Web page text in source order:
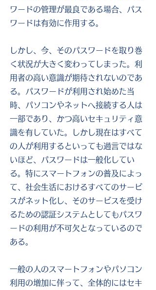
ワードの管理が最良である場合、パス
ワードは有効に作用する。
しかし、今、そのパスワードを取り巻
く状況が大きく変わってしまった。利
用者の高い意識が期待されないのであ
る。パスワードが利用され始めた当
時、パソコンやネットへ接続する人は
一部であり、かつ高いセキュリティ意
識を有していた。しかし現在はすべて
の人が利用するといっても過言ではな
いほど、パスワードは一般化してい
る。特にスマートフォンの普及によっ
て、社会生活におけるすべてのサービ
スがネット化し、そのサービスを受け
るための認証システムとしてもパスワ
ードの利用が不可欠となっているので
ある。
一般の人のスマートフォンやパソコン
利用の増加に伴って、全体的にはセキ